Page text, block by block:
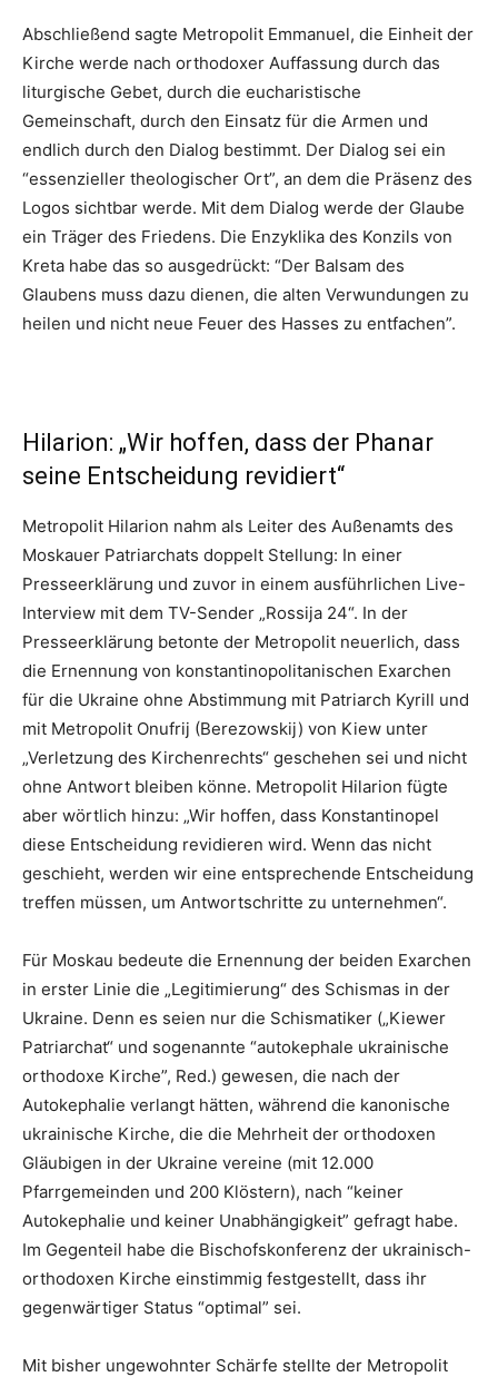
Abschließend sagte Metropolit Emmanuel, die Einheit der
Kirche werde nach orthodoxer Auffassung durch das
liturgische Gebet, durch die eucharistische
Gemeinschaft, durch den Einsatz für die Armen und
endlich durch den Dialog bestimmt. Der Dialog sei ein
“essenzieller theologischer Ort”, an dem die Präsenz des
Logos sichtbar werde. Mit dem Dialog werde der Glaube
ein Träger des Friedens. Die Enzyklika des Konzils von
Kreta habe das so ausgedrückt: “Der Balsam des
Glaubens muss dazu dienen, die alten Verwundungen zu
heilen und nicht neue Feuer des Hasses zu entfachen”.
Hilarion: „Wir hoffen, dass der Phanar
seine Entscheidung revidiert“
Metropolit Hilarion nahm als Leiter des Außenamts des
Moskauer Patriarchats doppelt Stellung: In einer
Presseerklärung und zuvor in einem ausführlichen Live-
Interview mit dem TV-Sender „Rossija 24“. In der
Presseerklärung betonte der Metropolit neuerlich, dass
die Ernennung von konstantinopolitanischen Exarchen
für die Ukraine ohne Abstimmung mit Patriarch Kyrill und
mit Metropolit Onufrij (Berezowskij) von Kiew unter
„Verletzung des Kirchenrechts“ geschehen sei und nicht
ohne Antwort bleiben könne. Metropolit Hilarion fügte
aber wörtlich hinzu: „Wir hoffen, dass Konstantinopel
diese Entscheidung revidieren wird. Wenn das nicht
geschieht, werden wir eine entsprechende Entscheidung
treffen müssen, um Antwortschritte zu unternehmen“.
Für Moskau bedeute die Ernennung der beiden Exarchen
in erster Linie die „Legitimierung“ des Schismas in der
Ukraine. Denn es seien nur die Schismatiker („Kiewer
Patriarchat“ und sogenannte “autokephale ukrainische
orthodoxe Kirche”, Red.) gewesen, die nach der
Autokephalie verlangt hätten, während die kanonische
ukrainische Kirche, die die Mehrheit der orthodoxen
Gläubigen in der Ukraine vereine (mit 12.000
Pfarrgemeinden und 200 Klöstern), nach “keiner
Autokephalie und keiner Unabhängigkeit” gefragt habe.
Im Gegenteil habe die Bischofskonferenz der ukrainisch-
orthodoxen Kirche einstimmig festgestellt, dass ihr
gegenwärtiger Status “optimal” sei.
Mit bisher ungewohnter Schärfe stellte der Metropolit